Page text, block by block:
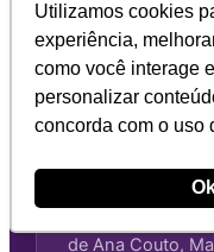
Utilizamos cookies
experiência,
como você interage
personalizar
concorda com o uso
Como
O CBO é uma
nível.
de Ana Couto,